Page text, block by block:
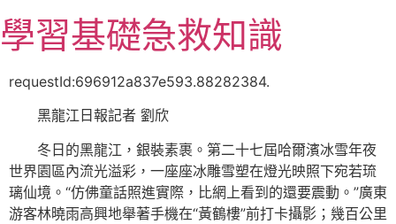
至
主
學習基礎急救知識
requestId:696912a837e593.88282384.
黑龍江日報記者 劉欣
冬日的黑龍江，銀裝素裹。第二十七屆哈爾濱冰雪年夜
世界園區內流光溢彩，一座座冰雕雪塑在燈光映照下宛若琉
璃仙境。“仿佛童話照進實際，比網上看到的還要震動。”廣東
游客林曉雨高興地舉著手機在“黃鶴樓”前打卡攝影；幾百公里